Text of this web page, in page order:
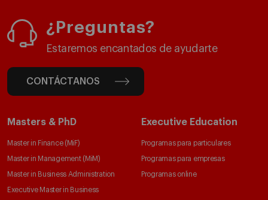
¿Preguntas?
Estaremos encantados de ayudarte
CONTÁCTANOS
Masters & PhD
Master in Finance (MiF)
Master in Management (MiM)
Master in Business Administration
Executive Master in Business
Executive Education
Programas para particulares
Programas para empresas
Programas online